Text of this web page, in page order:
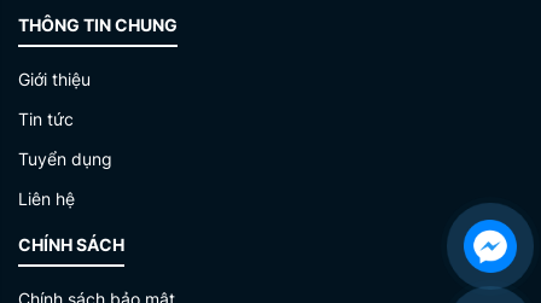
THÔNG TIN CHUNG
Giới thiệu
Tin tức
Tuyển dụng
Liên hệ
CHÍNH SÁCH
Chính sách bảo mật